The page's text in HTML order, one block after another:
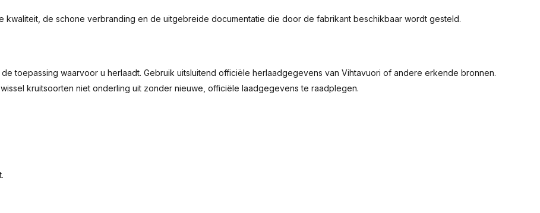
de schone verbranding en de uitgebreide documentatie die door de fabrikant beschikbaar wordt gesteld.
toepassing waarvoor u herlaadt. Gebruik uitsluitend officiële herlaadgegevens van Vihtavuori of andere erkende bronnen.
kruitsoorten niet onderling uit zonder nieuwe, officiële laadgegevens te raadplegen.